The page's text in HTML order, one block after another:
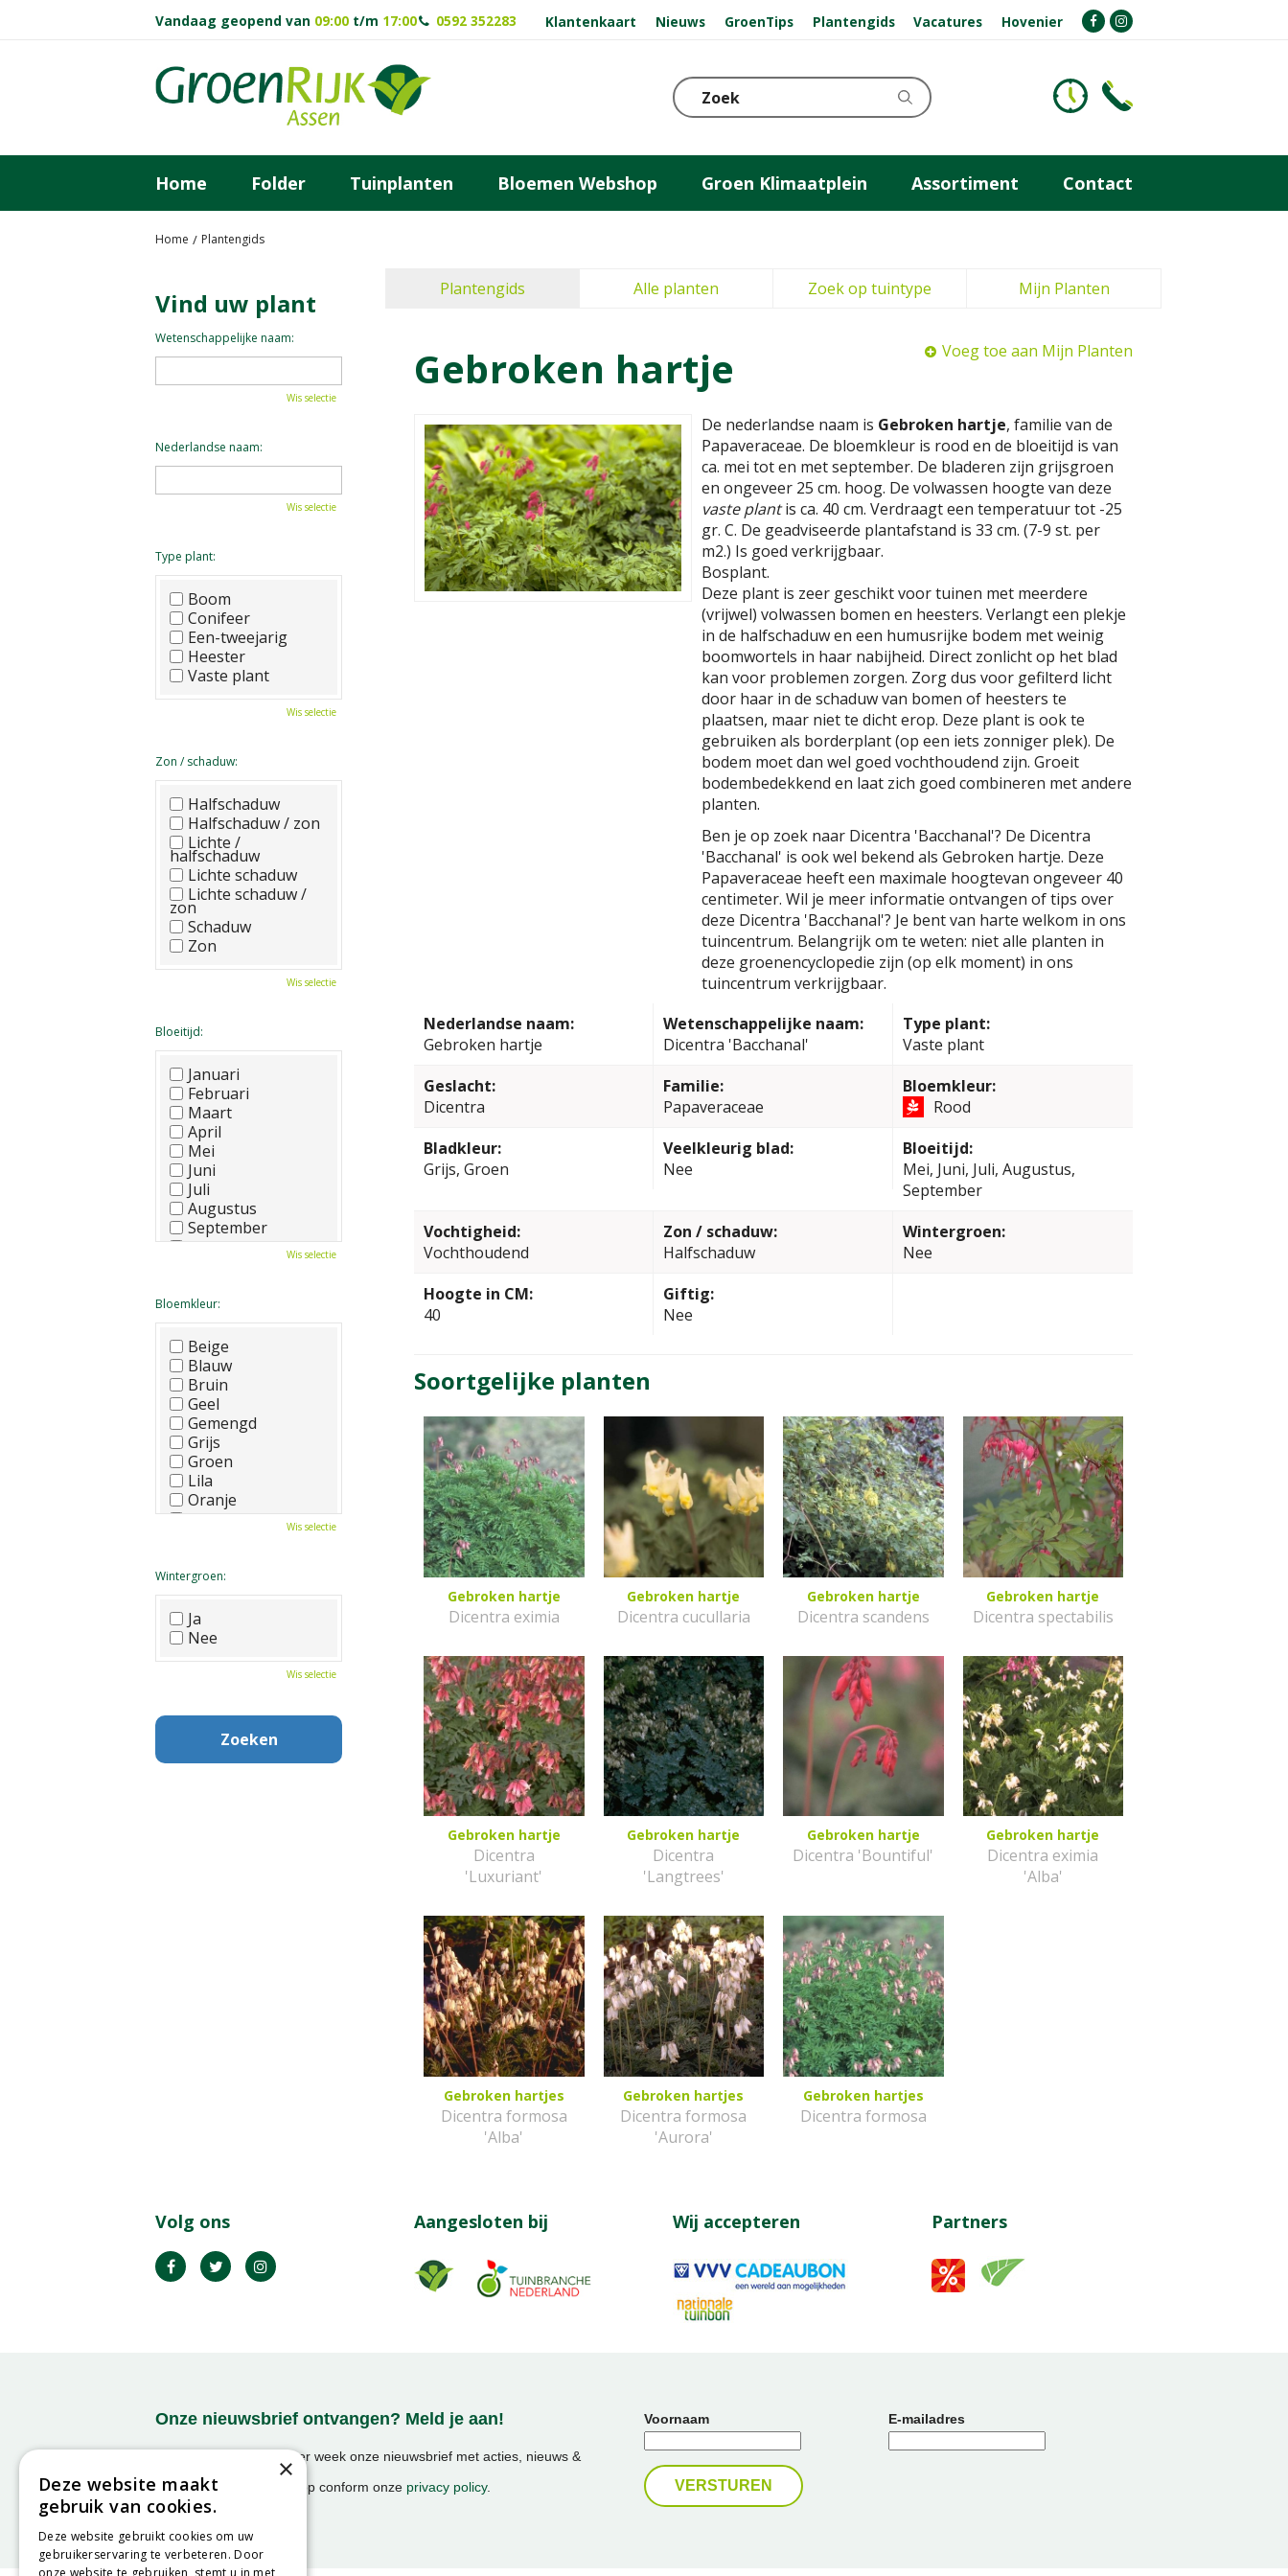
Home Plantengids
Vandaag geopend van 09:00 t/m 17:00 0592 352283 Klantenkaart Nieuws GroenTips Plantengids Vacatures Hovenier
Home Folder Tuinplanten Bloemen Webshop Groen Klimaatplein Assortiment Contact
Plantengids Alle planten Zoek op tuintype Mijn Planten
Gebroken hartje Voeg toe aan Mijn Planten
De nederlandse naam is Gebroken hartje, familie van de
Papaveraceae. De bloemkleur is rood en de bloeitijd is van
ca. mei tot en met september. De bladeren zijn grijsgroen
en ongeveer 25 cm. hoog. De volwassen hoogte van deze
vaste plantis ca. 40 cm. Verdraagt een temperatuur tot -25
gr. C. De geadviseerde plantafstand is 33 cm. (7-9 st. per
m2.) Is goed verkrijgbaar.
Bosplant.
Deze plant is zeer geschikt voor tuinen met meerdere
(vrijwel) volwassen bomen en heesters. Verlangt een plekje
in de halfschaduw en een humusrijke bodem met weinig
boomwortels in haar nabijheid. Direct zonlicht op het blad
kan voor problemen zorgen. Zorg dus voor gefilterd licht
door haar in de schaduw van bomen of heesters te
plaatsen, maar niet te dicht erop. Deze plant is ook te
gebruiken als borderplant (op een iets zonniger plek). De
bodem moet dan wel goed vochthoudend zijn. Groeit
bodembedekkend en laat zich goed combineren met andere
planten.
Ben je op zoek naar Dicentra 'Bacchanal'? De Dicentra
'Bacchanal' is ook wel bekend als Gebroken hartje. Deze
Papaveraceae heeft een maximale hoogtevan ongeveer 40
centimeter. Wil je meer informatie ontvangen of tips over
deze Dicentra 'Bacchanal'? Je bent van harte welkom in ons
tuincentrum. Belangrijk om te weten: niet alle planten in
deze groenencyclopedie zijn (op elk moment) in ons
tuincentrum verkrijgbaar.
Nederlandse naam:
Gebroken hartje
Wetenschappelijke naam:
Dicentra 'Bacchanal'
Type plant:
Vaste plant
Geslacht:
Dicentra
Familie:
Papaveraceae
Bloemkleur:
Rood
Bladkleur:
Grijs, Groen
Veelkleurig blad:
Nee
Bloeitijd:
Mei, Juni, Juli, Augustus,
September
Vochtigheid:
Vochthoudend
Zon / schaduw:
Halfschaduw
Wintergroen:
Nee
Hoogte in CM:
40
Giftig:
Nee
Soortgelijke planten
Gebroken hartje
Dicentra eximia
Gebroken hartje
Dicentra cucullaria
Gebroken hartje
Dicentra scandens
Gebroken hartje
Dicentra spectabilis
Gebroken hartje
Dicentra
'Luxuriant'
Gebroken hartje
Dicentra
'Langtrees'
Gebroken hartje
Dicentra 'Bountiful'
Gebroken hartje
Dicentra eximia
'Alba'
Gebroken hartjes
Dicentra formosa
'Alba'
Gebroken hartjes
Dicentra formosa
'Aurora'
Gebroken hartjes
Dicentra formosa
Vind uw plant
Wetenschappelijke naam:
Wis selectie
Nederlandse naam:
Wis selectie
Type plant:
Boom
Conifeer
Een-tweejarig
Heester
Vaste plant
Wis selectie
Zon / schaduw:
Halfschaduw
Halfschaduw / zon
Lichte /
halfschaduw
Lichte schaduw
Lichte schaduw /
zon
Schaduw
Zon
Wis selectie
Bloeitijd:
Januari
Februari
Maart
April
Mei
Juni
Juli
Augustus
September
Oktober
Wis selectie
Bloemkleur:
Beige
Blauw
Bruin
Geel
Gemengd
Grijs
Groen
Lila
Oranje
Paars
Wit
Zwart
Wis selectie
Wintergroen:
Ja
Nee
Wis selectie
Volg ons Aangesloten bij Wij accepteren Partners
Onze nieuwsbrief ontvangen? Meld je aan!
Ontvang ongeveer 1x per week onze nieuwsbrief met acties, nieuws &
We slaan uw gegevens op conform onze privacy policy.
Voornaam E-mailadres
×
Deze website maakt
gebruik van cookies.
Deze website gebruikt cookies om uw
gebruikerservaring te verbeteren. Door
onze website te gebruiken, stemt u in met